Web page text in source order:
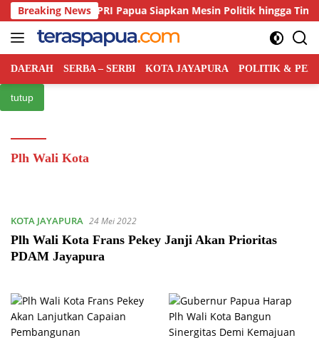
Langsung
ke
konten
Breaking News
Kian Ketat, PRI Papua Siapkan Mesin Politik hingga Tingkat
DAERAH SERBA – SERBI KOTA JAYAPURA POLITIK &
tutup
Plh Wali Kota
KOTA JAYAPURA 24 Mei 2022
Plh Wali Kota Frans Pekey Janji Akan Prioritas
PDAM Jayapura